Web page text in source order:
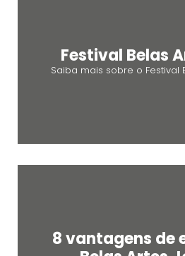
Festival Belas
Saiba mais sobre o Festival
8 vantagens de